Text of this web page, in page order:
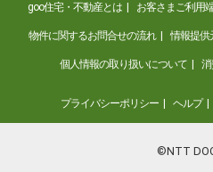
goo住宅・不動産とは お客さまご利用
物件に関するお問合せの流れ 情報提供
個人情報の取り扱いについて
プライバシーポリシー ヘルプ
©NTT